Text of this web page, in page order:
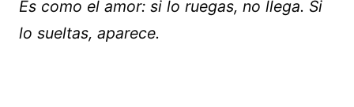
Es como el amor: si lo ruegas, no llega. Si
lo sueltas, aparece.